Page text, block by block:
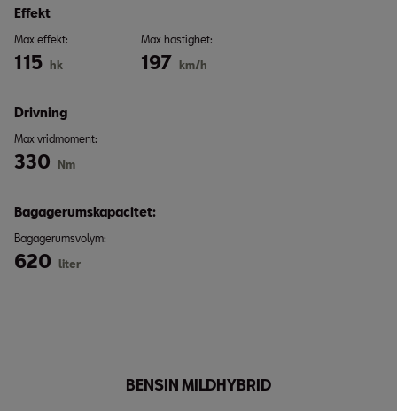
Effekt
Max effekt:
115 hk
Max hastighet:
197 km/h
Drivning
Max vridmoment:
330 Nm
Bagagerumskapacitet:
Bagagerumsvolym:
620 liter
BENSIN MILDHYBRID